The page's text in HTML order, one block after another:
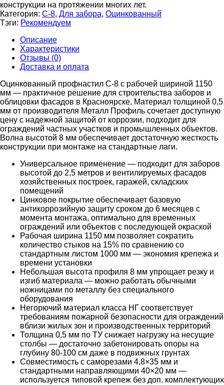
конструкции на протяжении многих лет.
Категория: С-8, Для забора, Оцинкованный
Тэги: Рекомендуем
Описание
Характеристики
Отзывы (0)
Доставка и оплата
Оцинкованный профнастил С-8 с рабочей шириной 1150
мм — практичное решение для строительства заборов и
облицовки фасадов в Красноярске. Материал толщиной 0,5
мм от производителя Металл Профиль сочетает доступную
цену с надежной защитой от коррозии, подходит для
ограждений частных участков и промышленных объектов.
Волна высотой 8 мм обеспечивает достаточную жесткость
конструкции при монтаже на стандартные лаги.
Универсальное применение — подходит для заборов
высотой до 2,5 метров и вентилируемых фасадов
хозяйственных построек, гаражей, складских
помещений
Цинковое покрытие обеспечивает базовую
антикоррозийную защиту сроком до 6 месяцев с
момента монтажа, оптимально для временных
ограждений или объектов с последующей окраской
Рабочая ширина 1150 мм позволяет сократить
количество стыков на 15% по сравнению со
стандартным листом 1000 мм — экономия крепежа и
времени установки
Небольшая высота профиля 8 мм упрощает резку и
изгиб материала — можно работать обычными
ножницами по металлу без специального
оборудования
Негорючий материал класса НГ соответствует
требованиям пожарной безопасности для ограждений
вблизи жилых зон и производственных территорий
Толщина 0,5 мм по ТУ снижает нагрузку на несущие
столбы — достаточно забетонировать опоры на
глубину 80-100 см даже в подвижных грунтах
Совместимость с саморезами 4,8×35 мм и
стандартными направляющими 40×20 мм —
используется типовой крепеж без доп. комплектующих